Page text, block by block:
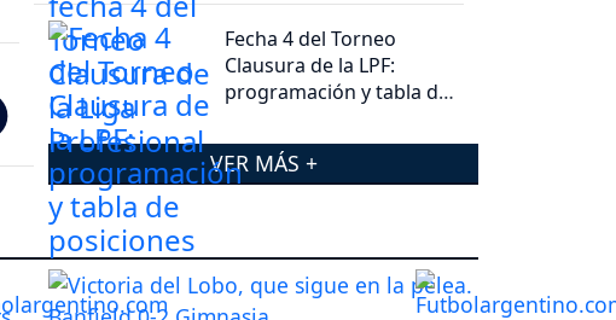
Fecha 4 del Torneo
Clausura de la LPF:
programación y tabla de
VER MÁS +